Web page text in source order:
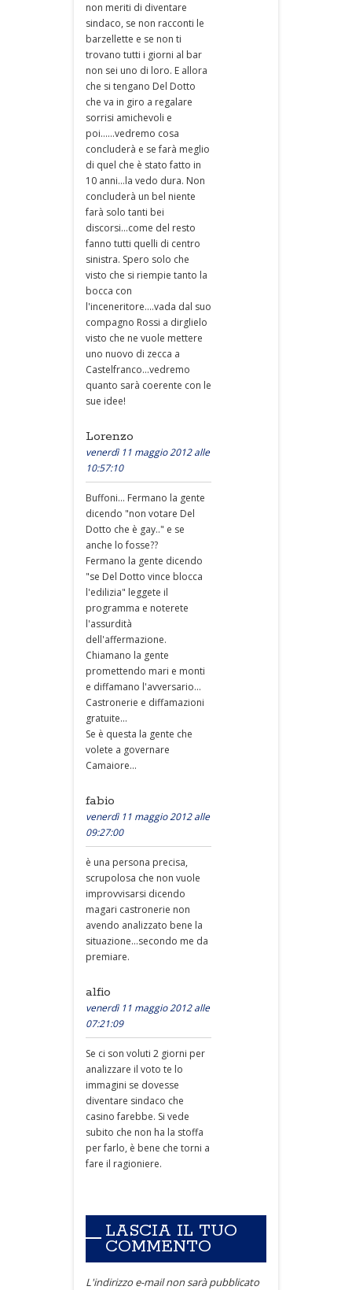
non meriti di diventare
sindaco, se non racconti le
barzellette e se non ti
trovano tutti i giorni al bar
non sei uno di loro. E allora
che si tengano Del Dotto
che va in giro a regalare
sorrisi amichevoli e
poi......vedremo cosa
concluderà e se farà meglio
di quel che è stato fatto in
10 anni...la vedo dura. Non
concluderà un bel niente
farà solo tanti bei
discorsi...come del resto
fanno tutti quelli di centro
sinistra. Spero solo che
visto che si riempie tanto la
bocca con
l'inceneritore....vada dal suo
compagno Rossi a dirglielo
visto che ne vuole mettere
uno nuovo di zecca a
Castelfranco...vedremo
quanto sarà coerente con le
sue idee!
Lorenzo
venerdì 11 maggio 2012 alle
10:57:10
Buffoni... Fermano la gente
dicendo "non votare Del
Dotto che è gay.." e se
anche lo fosse??
Fermano la gente dicendo
"se Del Dotto vince blocca
l'edilizia" leggete il
programma e noterete
l'assurdità
dell'affermazione.
Chiamano la gente
promettendo mari e monti
e diffamano l'avversario...
Castronerie e diffamazioni
gratuite...
Se è questa la gente che
volete a governare
Camaiore...
fabio
venerdì 11 maggio 2012 alle
09:27:00
è una persona precisa,
scrupolosa che non vuole
improvvisarsi dicendo
magari castronerie non
avendo analizzato bene la
situazione...secondo me da
premiare.
alfio
venerdì 11 maggio 2012 alle
07:21:09
Se ci son voluti 2 giorni per
analizzare il voto te lo
immagini se dovesse
diventare sindaco che
casino farebbe. Si vede
subito che non ha la stoffa
per farlo, è bene che torni a
fare il ragioniere.
LASCIA IL TUO
COMMENTO
L'indirizzo e-mail non sarà pubblicato